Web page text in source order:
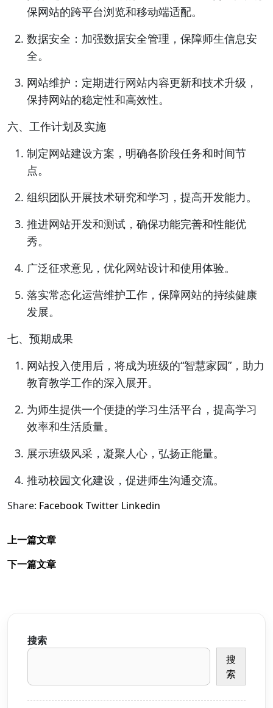
保网站的跨平台浏览和移动端适配。
数据安全：加强数据安全管理，保障师生信息安
全。
网站维护：定期进行网站内容更新和技术升级，
保持网站的稳定性和高效性。
六、工作计划及实施
制定网站建设方案，明确各阶段任务和时间节
点。
组织团队开展技术研究和学习，提高开发能力。
推进网站开发和测试，确保功能完善和性能优
秀。
广泛征求意见，优化网站设计和使用体验。
落实常态化运营维护工作，保障网站的持续健康
发展。
七、预期成果
网站投入使用后，将成为班级的“智慧家园”，助力
教育教学工作的深入展开。
为师生提供一个便捷的学习生活平台，提高学习
效率和生活质量。
展示班级风采，凝聚人心，弘扬正能量。
推动校园文化建设，促进师生沟通交流。
Share: FacebookTwitter Linkedin
上一篇文章
下一篇文章
搜索
搜
索